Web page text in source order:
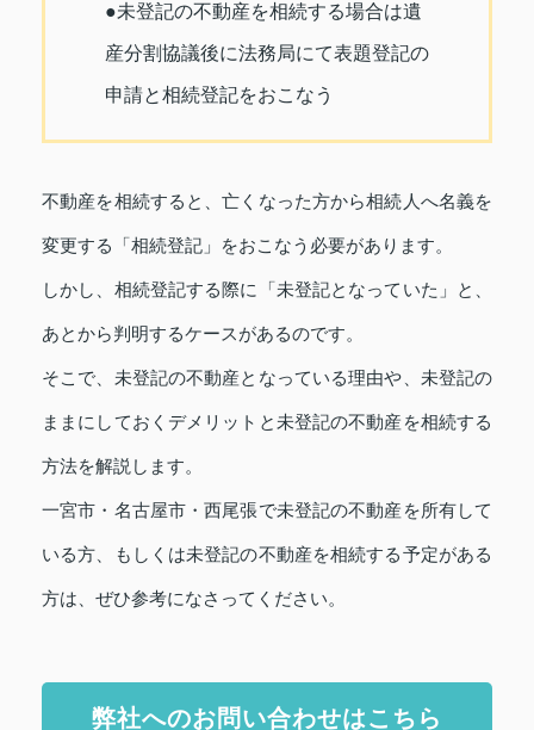
●未登記の不動産を相続する場合は遺
産分割協議後に法務局にて表題登記の
申請と相続登記をおこなう
不動産を相続すると、亡くなった方から相続人へ名義を
変更する「相続登記」をおこなう必要があります。
しかし、相続登記する際に「未登記となっていた」と、
あとから判明するケースがあるのです。
そこで、未登記の不動産となっている理由や、未登記の
ままにしておくデメリットと未登記の不動産を相続する
方法を解説します。
一宮市・名古屋市・西尾張で未登記の不動産を所有して
いる方、もしくは未登記の不動産を相続する予定がある
方は、ぜひ参考になさってください。
弊社へのお問い合わせはこちら